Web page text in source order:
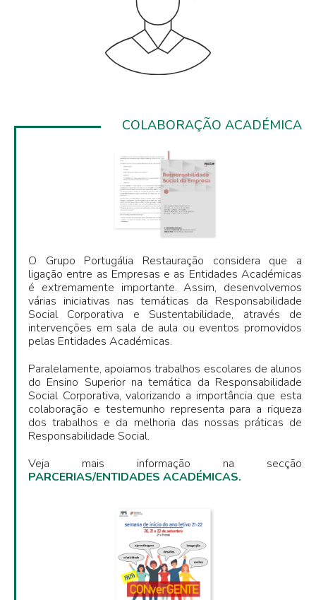
COLABORAÇÃO ACADÉMICA
O Grupo Portugália Restauração considera que a
ligação entre as Empresas e as Entidades Académicas
é extremamente importante. Assim, desenvolvemos
várias iniciativas nas temáticas da Responsabilidade
Social Corporativa e Sustentabilidade, através de
intervenções em sala de aula ou eventos promovidos
pelas Entidades Académicas.
Paralelamente, apoiamos trabalhos escolares de alunos
do Ensino Superior na temática da Responsabilidade
Social Corporativa, valorizando a importância que esta
colaboração e testemunho representa para a riqueza
dos trabalhos e da melhoria das nossas práticas de
Responsabilidade Social.
Veja mais informação na secção
PARCERIAS/ENTIDADES ACADÉMICAS.